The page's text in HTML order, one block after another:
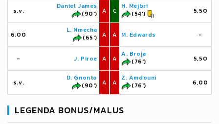
s.v.
Daniel James
(90')
A
6,00
L. Nmecha
(65')
A
- J. Piroe A
s.v.
D. Gnonto
(90')
A
C
H. Mejbri
(54')
5,50
A M. Edwards -
A
A. Broja
(76')
5,50
A
Z. Amdouni
(76')
6,00
LEGENDA BONUS/MALUS